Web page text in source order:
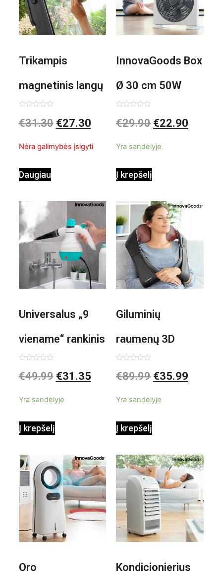
Trikampis
magnetinis langų
valiklis Klinmag
0
iš
€31.30 €27.30
Nėra galimybės įsigyti
Daugiau
InnovaGoods Box
Ø 30 cm 50W
Baltai pilkas
0
iš
€29.90 €22.90
Yra sandėlyje
Į krepšelį
Universalus „9
viename“ rankinis
garintuvas su
0,35 L 3 Bar
1000W
0
iš
€49.99 €31.35
Yra sandėlyje
Į krepšelį
Giluminių
raumenų 3D
elektrinis
Shiatsu
0
iš
€89.99 €35.99
Yra sandėlyje
Į krepšelį
Oro
Kondicionierius